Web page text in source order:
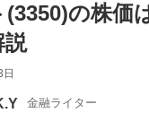
の株価
説
金融ライター